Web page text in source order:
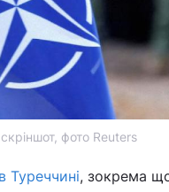
фото Reuters
Туреччині, зокрема